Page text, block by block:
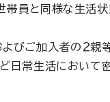
員と同様な生活
およびご加入者の２
日常生活において